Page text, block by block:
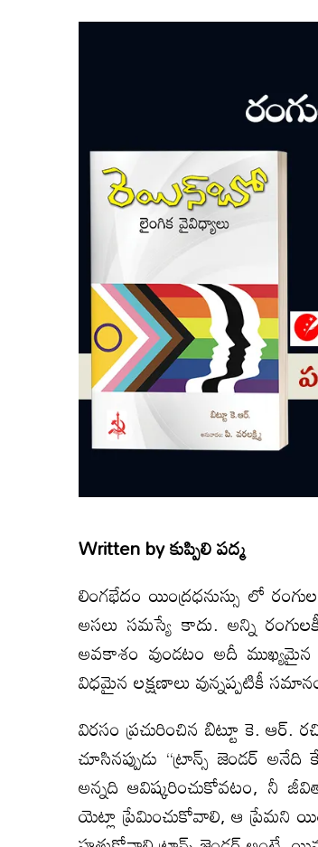
Written byకుప్పిలి పద్మ
లింగభేదం యింద్రధనుస్సు లో
అసలు సమస్యే కాదు. అన్ని
అవకాశం వుండటం అదీ
విధమైన లక్షణాలు వున్నప్పటికీ
విరసం ప్రచురించిన బిట్టూ కె. ఆర్.
చూసినప్పుడు “ట్రాన్స్ జెండర్
అన్నది ఆవిష్కరించుకోవటం, నీ
యెట్లా ప్రేమించుకోవాలి, ఆ ప్రేమని